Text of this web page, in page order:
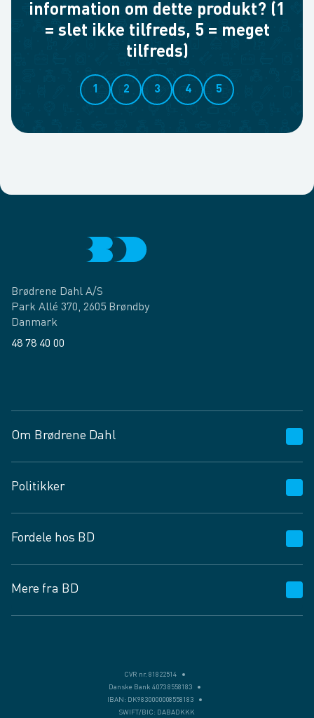
information om dette produkt? (1
= slet ikke tilfreds, 5 = meget
tilfreds)
1 2 3 4 5
Brødrene Dahl A/S
Park Allé 370, 2605 Brøndby
Danmark
48 78 40 00
Om Brødrene Dahl
Vagttelefon 30 10 89 89
Spørgsmål og svar
Job og karriere
Fødevarekontrolrapport
Politikker
Privatlivspolitik
Cookies
Vilkår og betingelser
Fordele hos BD
BD app
BD.dk services
Mere fra BD
CVR nr. 81822514
Danske Bank 4073 8558183
IBAN: DK9830000008558183
SWIFT/BIC: DABADKKK